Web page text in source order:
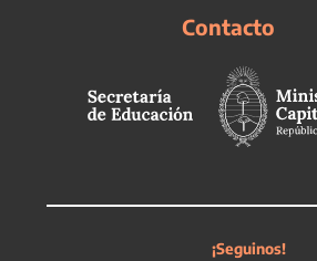
Contacto
¡Seguinos!